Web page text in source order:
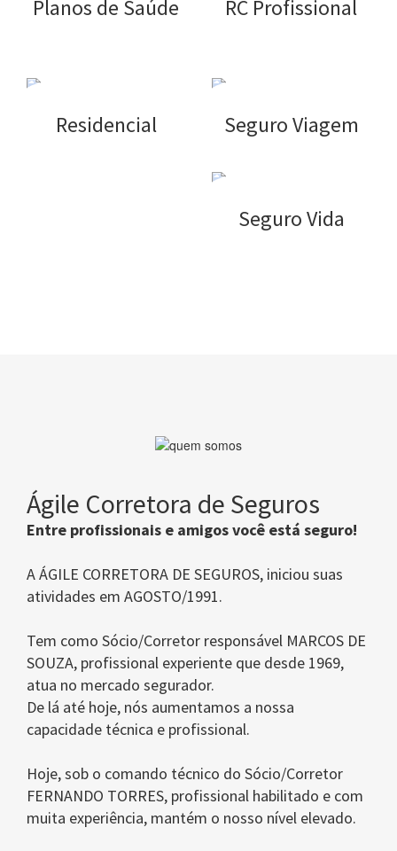
Planos de Saúde RC Profissional
Residencial Seguro Viagem
Seguro Vida
Ágile Corretora de Seguros
Entre profissionais e amigos você está seguro!
A ÁGILE CORRETORA DE SEGUROS, iniciou suas
atividades em AGOSTO/1991.
Tem como Sócio/Corretor responsável MARCOS DE
SOUZA, profissional experiente que desde 1969,
atua no mercado segurador.
De lá até hoje, nós aumentamos a nossa
capacidade técnica e profissional.
Hoje, sob o comando técnico do Sócio/Corretor
FERNANDO TORRES, profissional habilitado e com
muita experiência, mantém o nosso nível elevado.